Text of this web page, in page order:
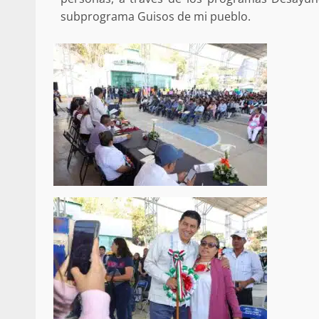
subprograma Guisos de mi pueblo.
búsqueda de persona
SE BUSCA A
admin 17 octubre 2024